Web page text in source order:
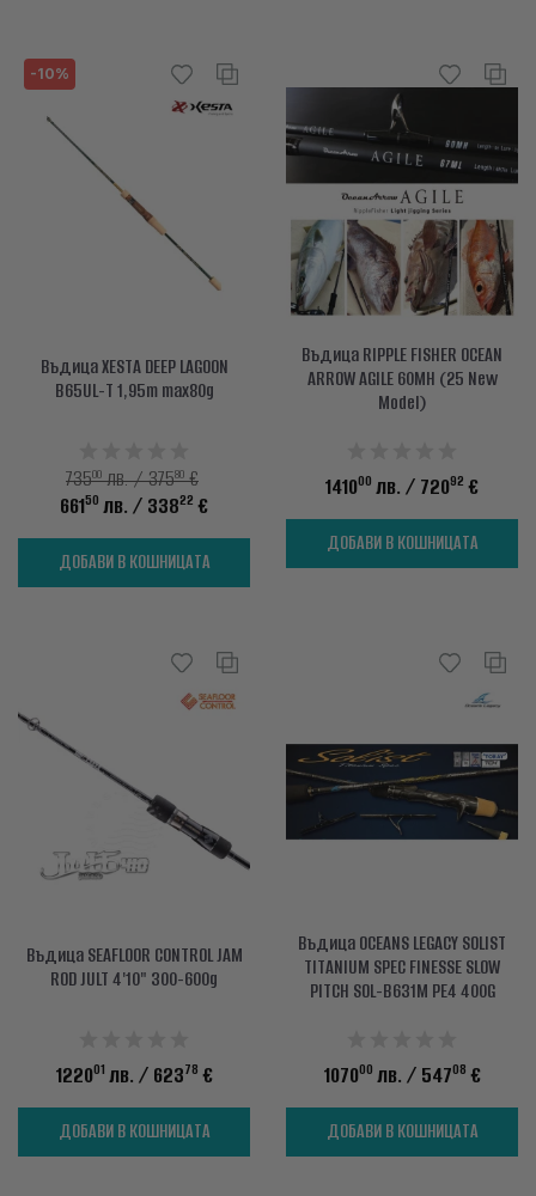
КОНТАКТИ
+359 896 451 888
info@waves.bg
-10%
Въдица XESTA DEEP LAGOON
B65UL-T 1,95m max80g
73500лв. / 37580€
66150 лв. / 33822 €
ДОБАВИ В КОШНИЦАТА
Въдица RIPPLE FISHER OCEAN
ARROW AGILE 60MH (25 New
Model)
141000 лв. / 72092 €
ДОБАВИ В КОШНИЦАТА
Въдица SEAFLOOR CONTROL JAM
ROD JULT 4'10" 300-600g
122001 лв. / 62378 €
ДОБАВИ В КОШНИЦАТА
Въдица OCEANS LEGACY SOLIST
TITANIUM SPEC FINESSE SLOW
PITCH SOL-B631M PE4 400G
107000 лв. / 54708 €
ДОБАВИ В КОШНИЦАТА